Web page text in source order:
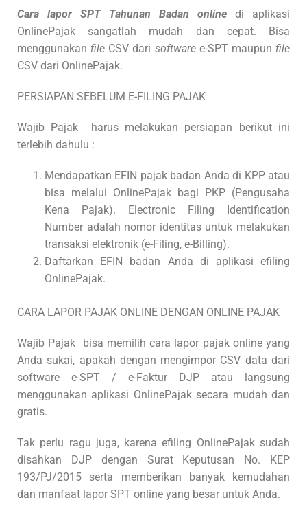
Cara lapor SPT Tahunan Badan online di aplikasi
OnlinePajak sangatlah mudah dan cepat. Bisa
menggunakanfile CSV dari softwaree-SPT maupunfile
CSV dari OnlinePajak.
PERSIAPAN SEBELUM E-FILING PAJAK
Wajib Pajak harus melakukan persiapan berikut ini
terlebih dahulu :
Mendapatkan EFIN pajak badan Anda di KPP atau
bisa melalui OnlinePajak bagi PKP (Pengusaha
Kena Pajak). Electronic Filing Identification
Number adalah nomor identitas untuk melakukan
transaksi elektronik (e-Filing, e-Billing).
Daftarkan EFIN badan Anda di aplikasi efiling
OnlinePajak.
CARA LAPOR PAJAK ONLINE DENGAN ONLINE PAJAK
Wajib Pajak bisa memilih cara lapor pajak online yang
Anda sukai, apakah dengan mengimpor CSV data dari
software e-SPT / e-Faktur DJP atau langsung
menggunakan aplikasi OnlinePajak secara mudah dan
gratis.
Tak perlu ragu juga, karena efiling OnlinePajak sudah
disahkan DJP dengan Surat Keputusan No. KEP
193/PJ/2015 serta memberikan banyak kemudahan
dan manfaat lapor SPT online yang besar untuk Anda.